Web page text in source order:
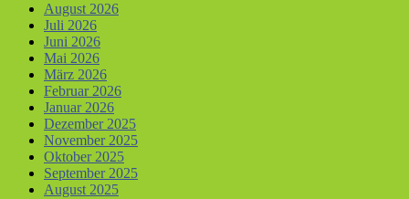
August 2026
Juli 2026
Juni 2026
Mai 2026
März 2026
Februar 2026
Januar 2026
Dezember 2025
November 2025
Oktober 2025
September 2025
August 2025